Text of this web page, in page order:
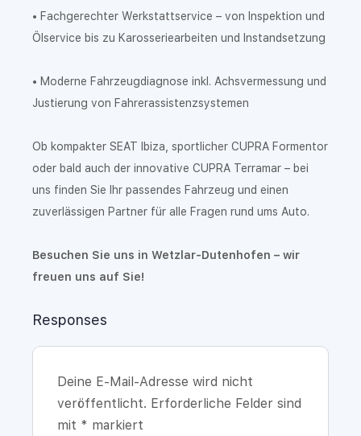
• Fachgerechter Werkstattservice – von Inspektion und
Ölservice bis zu Karosseriearbeiten und Instandsetzung
• Moderne Fahrzeugdiagnose inkl. Achsvermessung und
Justierung von Fahrerassistenzsystemen
Ob kompakter SEAT Ibiza, sportlicher CUPRA Formentor
oder bald auch der innovative CUPRA Terramar – bei
uns finden Sie Ihr passendes Fahrzeug und einen
zuverlässigen Partner für alle Fragen rund ums Auto.
Besuchen Sie uns in Wetzlar-Dutenhofen – wir
freuen uns auf Sie!
Responses
Deine E-Mail-Adresse wird nicht
veröffentlicht. Erforderliche Felder sind
mit * markiert